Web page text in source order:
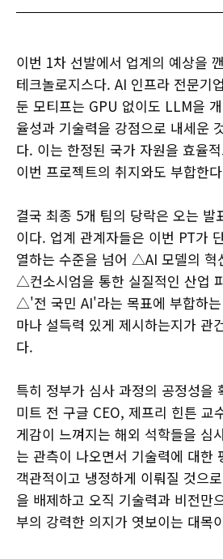
이번 1차 선발에서 업계의 예상을
테크놀로지스다. AI 인프라 전문기
둔 모티프는 GPU 없이도 LLM을
율성과 기술력을 강점으로 내세운
다. 이는 한정된 국가 자원을 효율
이번 프로젝트의 취지와도 부합한
결국 최종 5개 팀의 당락은 오는 발
이다. 업계 관계자들은 이번 PT가
열하는 수준을 넘어 △AI 모델의 혁
△컨소시엄을 통한 실질적인 산업
△'전 국민 AI'라는 목표에 부합하
마나 설득력 있게 제시하는지가 관
다.
특히 정부가 심사 과정의 공정성을
미트 전 구글 CEO, 제프리 힌튼 교
게감이 느껴지는 해외 석학들을 심
는 관측이 나오면서 기술력에 대한
객관적이고 냉정하게 이뤄질 것으
을 배제하고 오직 기술력과 비전만
부의 강력한 의지가 엿보이는 대목